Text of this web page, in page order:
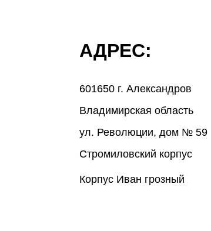
601650 г. Александров
Владимирская область
ул. Революции, дом № 59
Стромиловский корпус
Корпус Иван грозный